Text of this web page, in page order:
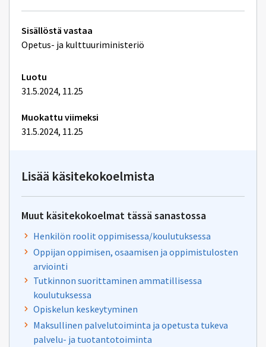
Tekniset
lisätiedot
Sisällöstä vastaa
Opetus- ja kulttuuriministeriö
Luotu
31.5.2024, 11.25
Muokattu viimeksi
31.5.2024, 11.25
Lisää käsitekokoelmista
Muut käsitekokoelmat tässä sanastossa
Henkilön roolit oppimisessa/koulutuksessa
Oppijan oppimisen, osaamisen ja oppimistulosten
arviointi
Tutkinnon suorittaminen ammatillisessa
koulutuksessa
Opiskelun keskeytyminen
Maksullinen palvelutoiminta ja opetusta tukeva
palvelu- ja tuotantotoiminta